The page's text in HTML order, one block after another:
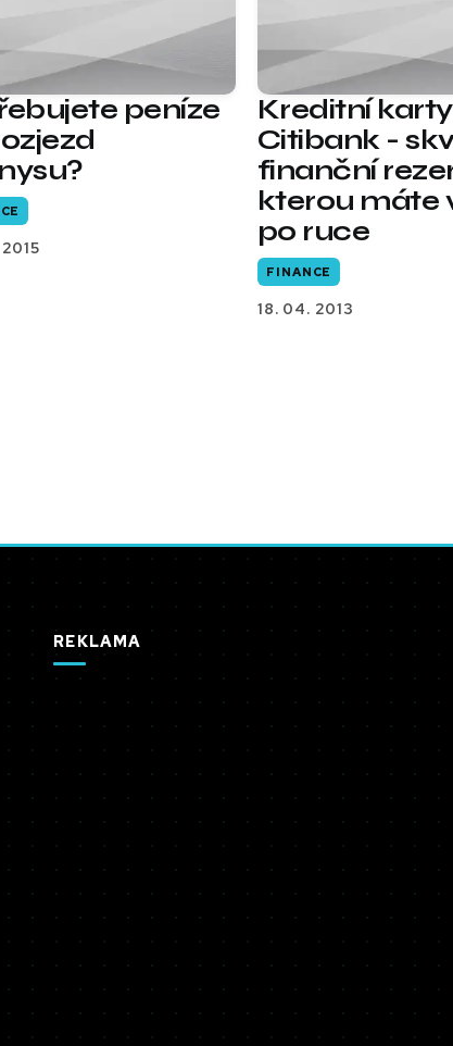
peníze
Kreditní
Citibank -
finanční
kterou máte
po ruce
FINANCE
18. 04. 2013
REKLAMA